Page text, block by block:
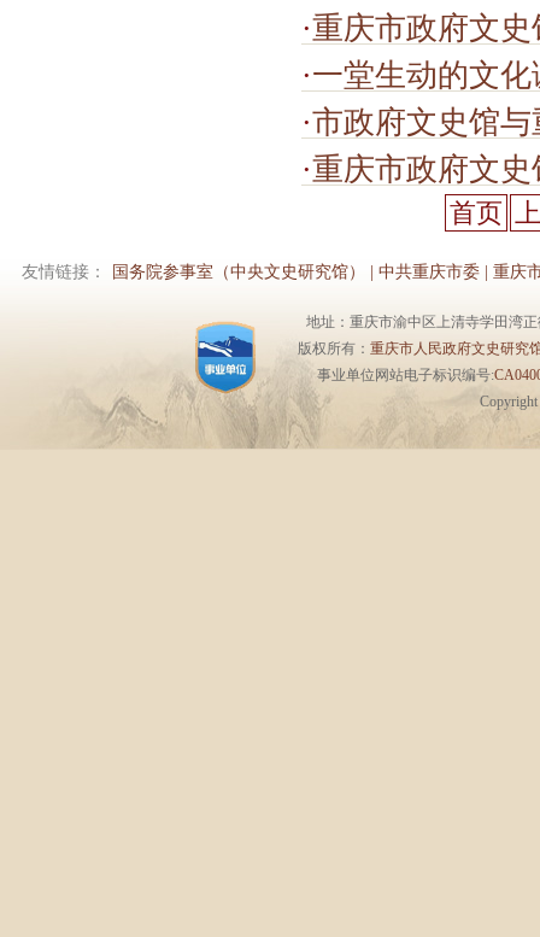
·重庆市政府文
·一堂生动的文
·市政府文史馆与重庆女职中联合
·重庆市政府文
首页
友情链接： 国务院参事室（中央文史研究馆） 中共重庆市委 重庆
地址：重庆市渝中区上清寺学田湾
版权所有： 重庆市人民政府文史研究
事业单位网站电子标识编号: